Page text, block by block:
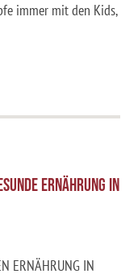
immer mit den Kids,
ERNÄHRUNG IN
ERNÄHRUNG IN